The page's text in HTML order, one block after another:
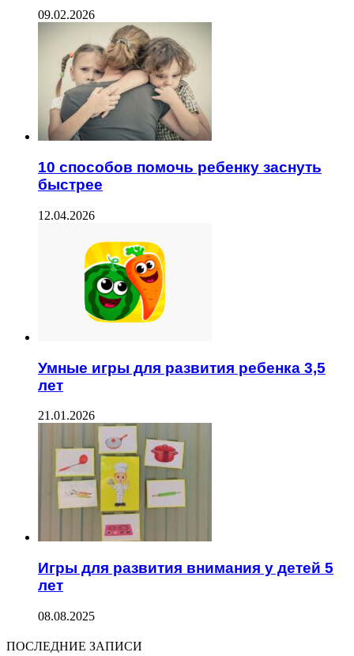
09.02.2026
10 способов помочь ребенку заснуть
быстрее
12.04.2026
Умные игры для развития ребенка 3,5
лет
21.01.2026
Игры для развития внимания у детей 5
лет
08.08.2025
ПОСЛЕДНИЕ ЗАПИСИ